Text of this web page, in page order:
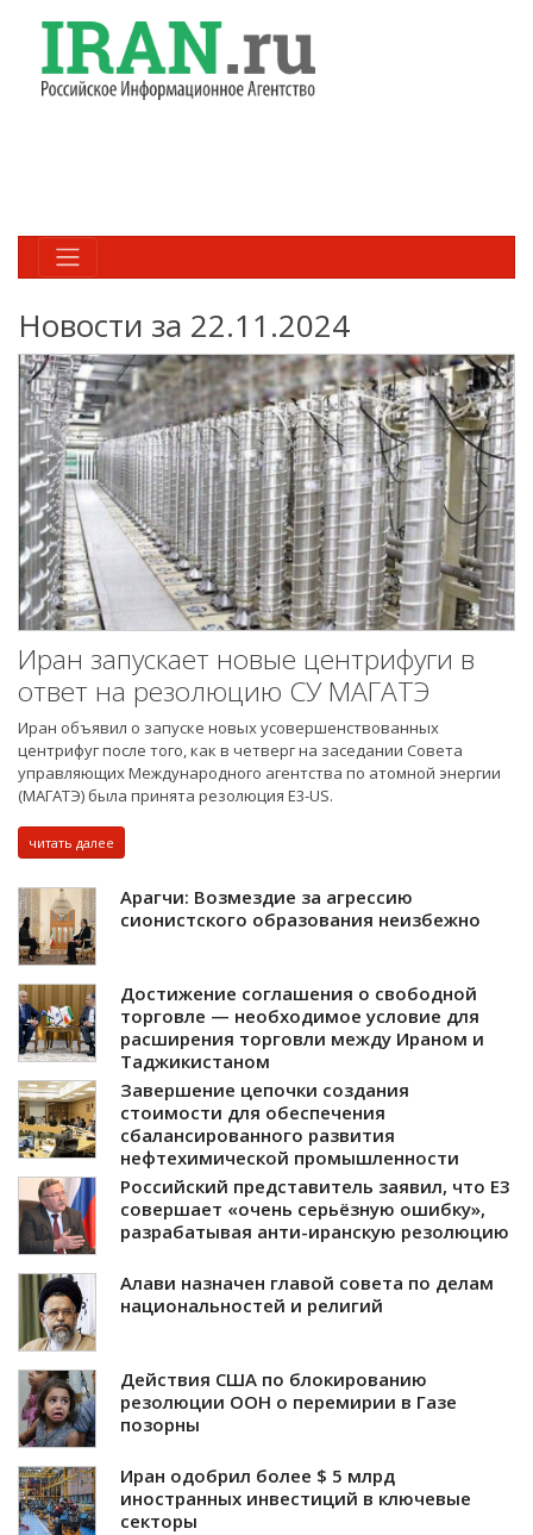
Новости за 22.11.2024
Иран запускает новые центрифуги в
ответ на резолюцию СУ МАГАТЭ
Иран объявил о запуске новых усовершенствованных
центрифуг после того, как в четверг на заседании Совета
управляющих Международного агентства по атомной энергии
(МАГАТЭ) была принята резолюция E3-US.
читать далее
Арагчи: Возмездие за агрессию
сионистского образования неизбежно
Достижение соглашения о свободной
торговле — необходимое условие для
расширения торговли между Ираном и
Таджикистаном
Завершение цепочки создания
стоимости для обеспечения
сбалансированного развития
нефтехимической промышленности
Российский представитель заявил, что E3
совершает «очень серьёзную ошибку»,
разрабатывая анти-иранскую резолюцию
Алави назначен главой совета по делам
национальностей и религий
Действия США по блокированию
резолюции ООН о перемирии в Газе
позорны
Иран одобрил более $ 5 млрд
иностранных инвестиций в ключевые
секторы